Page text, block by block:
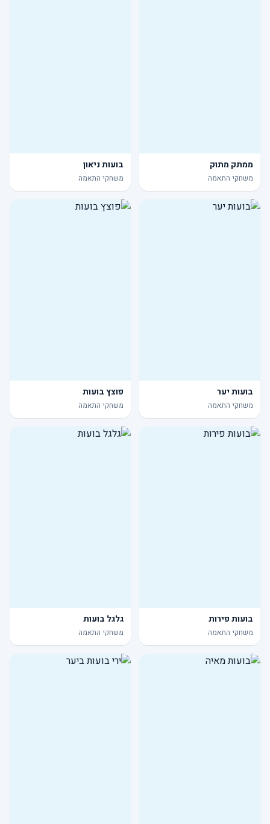
ממתק מתוק
משחקי התאמה
בועות ניאון
משחקי התאמה
בועות יער
משחקי התאמה
פוצץ בועות
משחקי התאמה
בועות פירות
משחקי התאמה
גלגל בועות
משחקי התאמה